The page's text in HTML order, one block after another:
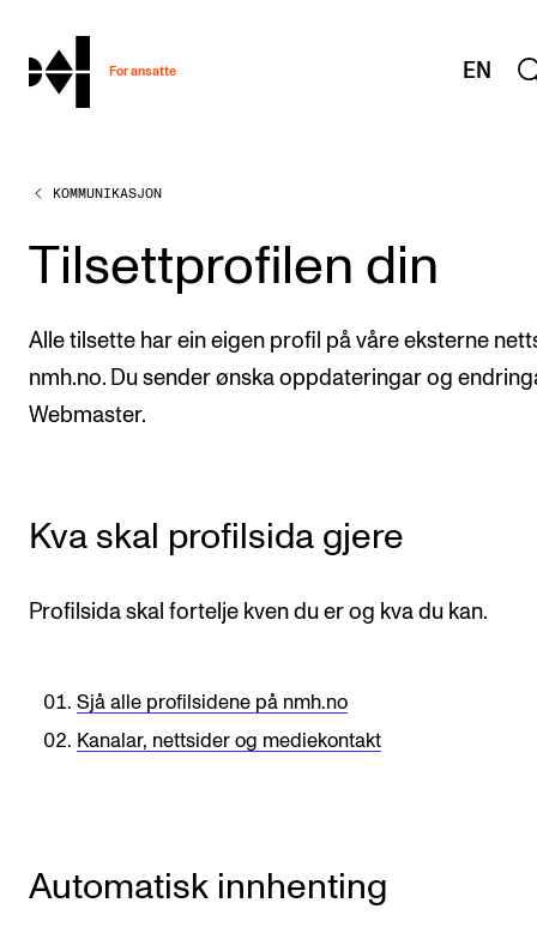
hjem
For ansatte EN
MITT ARBEIDSFORHOLD
Arbeidstid og lønn
Reiser og utveksling
Kompetanse og velferd
Overordnet i mitt arbeid
Helse, miljø og sikkerhet
Innkjøp og økonomi
KOMMUNIKASJON
Tilsettprofilen din
Alle tilsette har ein eigen profil på våre eksterne
nmh.no. Du sender ønska oppdateringar og
Webmaster.
Kva skal profilsida gjere
Profilsida skal fortelje kven du er og kva du kan.
Sjå alle profilsidene på nmh.no
Kanalar, nettsider og mediekontakt
Automatisk innhenting